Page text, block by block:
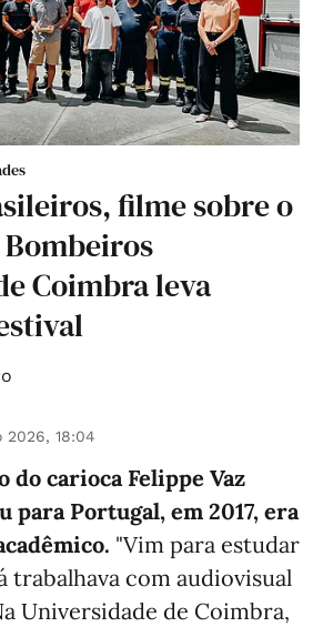
filme sobre o
Coimbra leva
2026, 18:04
carioca Felippe Vaz
para Portugal, em 2017, era
"Vim para estudar
trabalhava com audiovisual
Universidade de Coimbra,